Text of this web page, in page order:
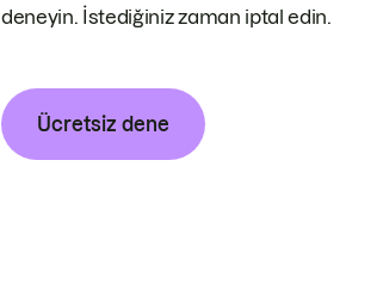
deneyin. İstediğiniz zaman iptal edin.
Ücretsiz dene